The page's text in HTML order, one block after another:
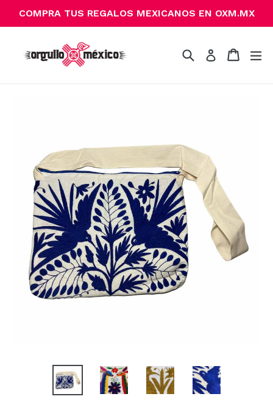
contenido
COMPRA TUS REGALOS MEXICANOS EN OXM.MX
BuscarIngresarCarrito
Carrito